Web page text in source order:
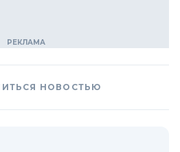
НОВОСТЬЮ